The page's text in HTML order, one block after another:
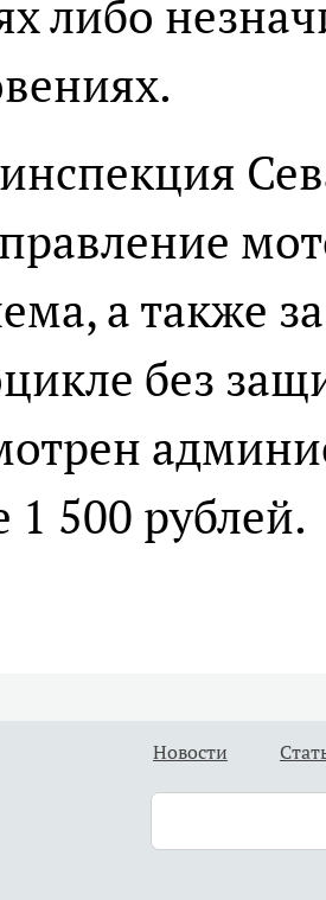
либо
а также
без
1 500 рублей.
Новости